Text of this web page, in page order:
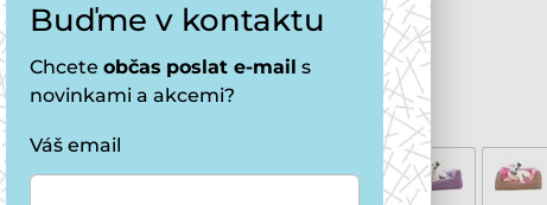
Více informací ›
Buďme v kontaktu
Chcete občas poslat e-mail s
novinkami a akcemi?
Váš email